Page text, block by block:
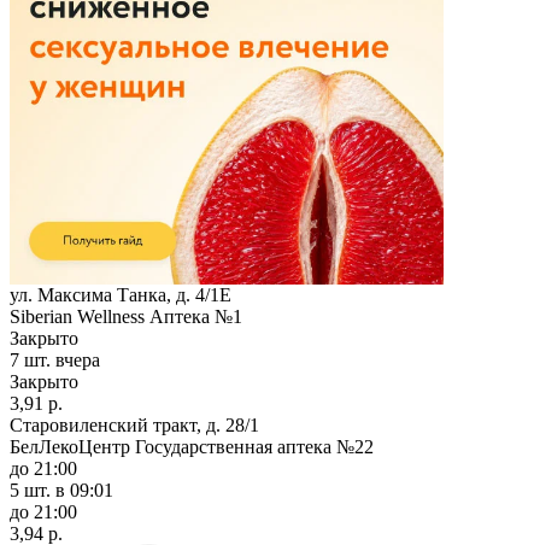
ул. Максима Танка, д. 4/1Е
Siberian Wellness Аптека №1
Закрыто
7 шт. вчера
Закрыто
3,91 р.
Старовиленский тракт, д. 28/1
БелЛекоЦентр Государственная аптека №22
до 21:00
5 шт. в 09:01
до 21:00
3,94 р.